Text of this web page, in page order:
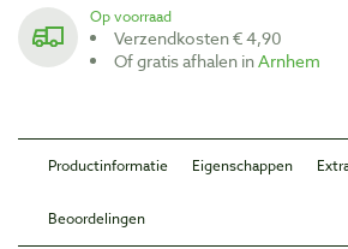
Op voorraad
Verzendkosten € 4,90
Of gratis afhalen inArnhem
Productinformatie Eigenschappen
Beoordelingen